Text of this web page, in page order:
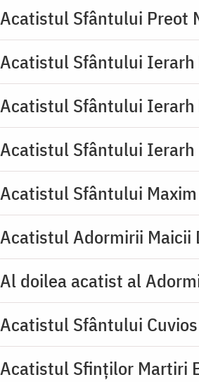
Acatistul Sfântului Preot
Acatistul Sfântului Ierarh
Acatistul Sfântului
Acatistul Sfântului Ierarh
Acatistul Sfântului
Acatistul Adormirii Maicii
Al doilea acatist al
Acatistul Sfântului
Acatistul Sfinților Martiri